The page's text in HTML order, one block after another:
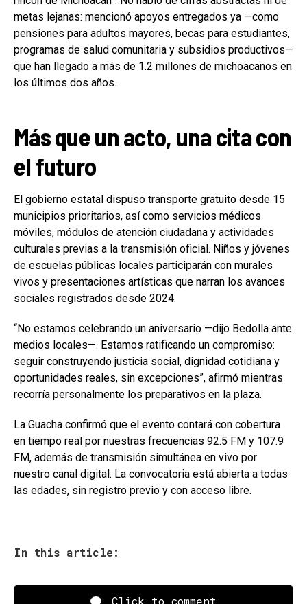
metas lejanas: mencionó apoyos entregados ya —como
pensiones para adultos mayores, becas para estudiantes,
programas de salud comunitaria y subsidios productivos—
que han llegado a más de 1.2 millones de michoacanos en
los últimos dos años.
Más que un acto, una cita con
el futuro
El gobierno estatal dispuso transporte gratuito desde 15
municipios prioritarios, así como servicios médicos
móviles, módulos de atención ciudadana y actividades
culturales previas a la transmisión oficial. Niños y jóvenes
de escuelas públicas locales participarán con murales
vivos y presentaciones artísticas que narran los avances
sociales registrados desde 2024.
“No estamos celebrando un aniversario —dijo Bedolla ante
medios locales—. Estamos ratificando un compromiso:
seguir construyendo justicia social, dignidad cotidiana y
oportunidades reales, sin excepciones”, afirmó mientras
recorría personalmente los preparativos en la plaza.
La Guacha confirmó que el evento contará con cobertura
en tiempo real por nuestras frecuencias 92.5 FM y 107.9
FM, además de transmisión simultánea en vivo por
nuestro canal digital. La convocatoria está abierta a todas
las edades, sin registro previo y con acceso libre.
In this article: